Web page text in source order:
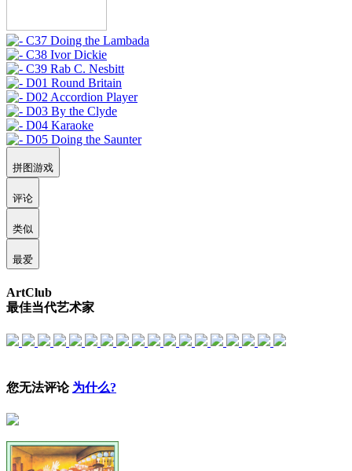
拼图游戏
评论
类似
最爱
ArtClub
最佳当代艺术家
您无法评论 为什么?